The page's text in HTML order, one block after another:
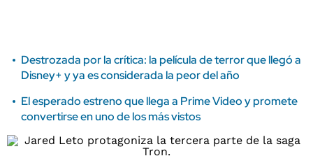
Destrozada por la crítica: la película de terror que llegó a
Disney+ y ya es considerada la peor del año
El esperado estreno que llega a Prime Video y promete
convertirse en uno de los más vistos